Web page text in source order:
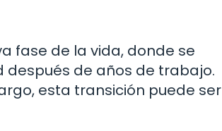
fase de la vida, donde se
de años de trabajo.
esta transición puede ser